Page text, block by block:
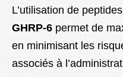
L’utilisation de
GHRP-6 permet de
en minimisant les
associés à